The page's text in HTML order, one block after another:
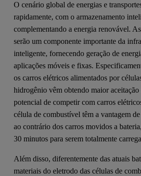
O cenário global de energias e
rapidamente, com o armazenamento
complementando a energia renovável.
serão um componente importante da
inteligente, fornecendo geração de
aplicações móveis e fixas.
os carros elétricos alimentados por
hidrogênio vêm obtendo maior aceitação
potencial de competir com carros
célula de combustível têm a vantagem
ao contrário dos carros movidos a
30 minutos para serem totalmente
Além disso, diferentemente das atuais
materiais do eletrodo das células de